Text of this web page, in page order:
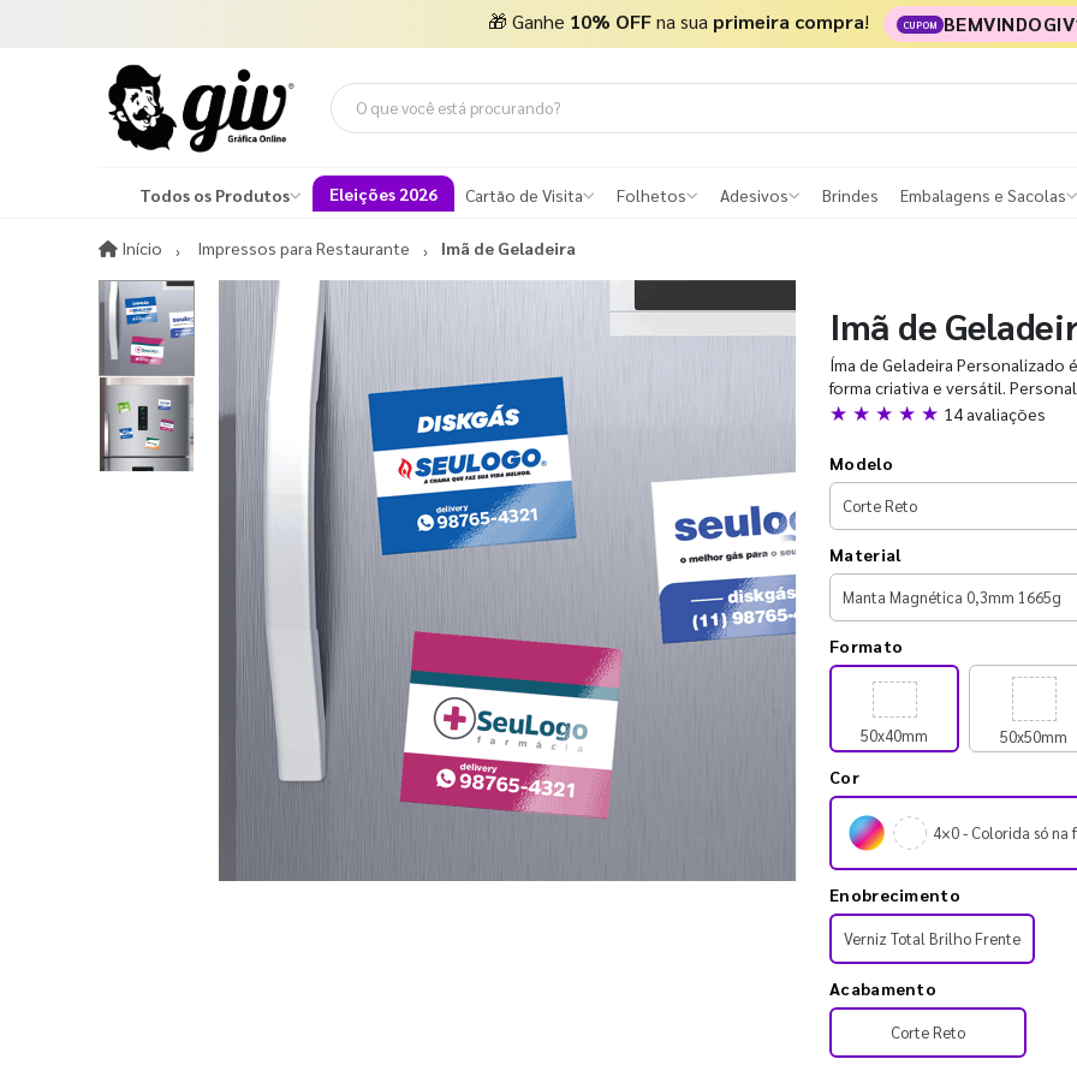
🎁 Ganhe 10% OFFna sua primeira compra! CUPOM
Todos os Produtos Eleições 2026 Cartão de Visita Folhetos Adesivos Brindes Embalagens e Sacolas
Início InícioImpressos para Restaurante Imã de Geladeira
Imã de
Íma de Geladeira Personalizado
forma criativa e versátil.
★ ★ ★ ★ ★ 14 avaliações
Modelo
Material
Formato
50x40mm 50x50mm
Cor
4×0 - Colorida só na
Enobrecimento
Verniz Total Brilho Frente
Acabamento
Corte Reto